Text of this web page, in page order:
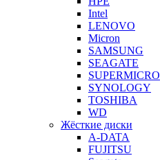
Intel
LENOVO
Micron
SAMSUNG
SEAGATE
SUPERMICRO
SYNOLOGY
TOSHIBA
WD
Жёсткие диски
A-DATA
FUJITSU